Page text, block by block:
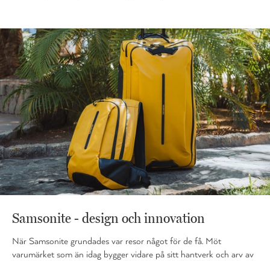
Samsonite - design och innovation
När Samsonite grundades var resor något för de få. Möt
varumärket som än idag bygger vidare på sitt hantverk och arv av